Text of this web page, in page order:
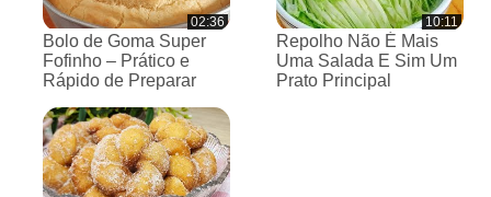
02:36
Bolo de Goma Super
Fofinho – Prático e
Rápido de Preparar
10:11
Repolho Não É Mais
Uma Salada E Sim Um
Prato Principal